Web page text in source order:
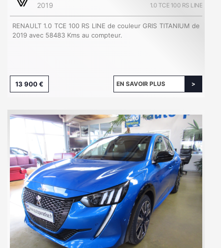
2019 1.0 TCE 100 RS LINE
RENAULT 1.0 TCE 100 RS LINE de couleur GRIS TITANIUM de
2019 avec 58483 Kms au compteur.
13 900 € EN SAVOIR PLUS